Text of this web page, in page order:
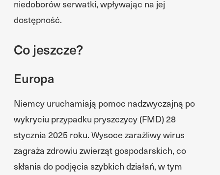
niedoborów serwatki, wpływając na jej
dostępność.
Co jeszcze?
Europa
Niemcy uruchamiają pomoc nadzwyczajną po
wykryciu przypadku pryszczycy (FMD) 28
stycznia 2025 roku. Wysoce zaraźliwy wirus
zagraża zdrowiu zwierząt gospodarskich, co
skłania do podjęcia szybkich działań, w tym